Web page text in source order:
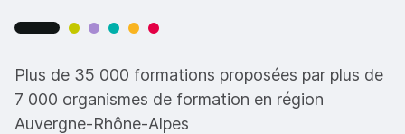
Plus de 35 000 formations proposées par plus de
7 000 organismes de formation en région
Auvergne-Rhône-Alpes